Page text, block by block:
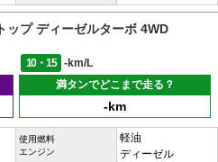
ップ ディーゼルターボ 4WD
10・15
-km/L
満タンでどこまで走る？
-km
使用燃料
エンジン
軽油
ディーゼル